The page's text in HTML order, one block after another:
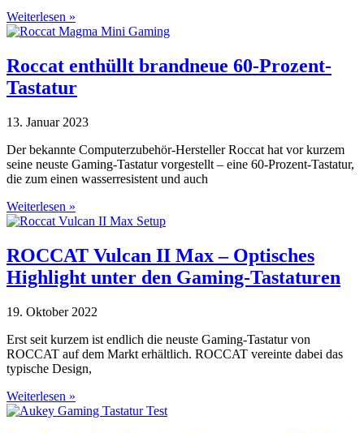
Weiterlesen »
Roccat enthüllt brandneue 60-Prozent-
Tastatur
13. Januar 2023
Der bekannte Computerzubehör-Hersteller Roccat hat vor kurzem
seine neuste Gaming-Tastatur vorgestellt – eine 60-Prozent-Tastatur,
die zum einen wasserresistent und auch
Weiterlesen »
ROCCAT Vulcan II Max – Optisches
Highlight unter den Gaming-Tastaturen
19. Oktober 2022
Erst seit kurzem ist endlich die neuste Gaming-Tastatur von
ROCCAT auf dem Markt erhältlich. ROCCAT vereinte dabei das
typische Design,
Weiterlesen »